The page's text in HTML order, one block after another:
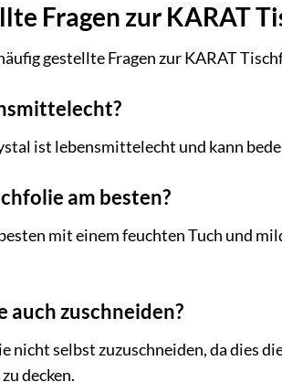
Fragen zur KARAT
gestellte Fragen zur KARAT
ist lebensmittelecht und kann
am besten?
mit einem feuchten Tuch und
auch zuschneiden?
nicht selbst zuzuschneiden, da dies
decken.